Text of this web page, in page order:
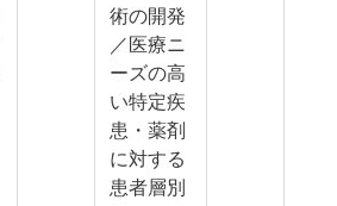
術の開発
／医療ニ
ーズの高
い特定疾
患・薬剤
に対する
患者層別